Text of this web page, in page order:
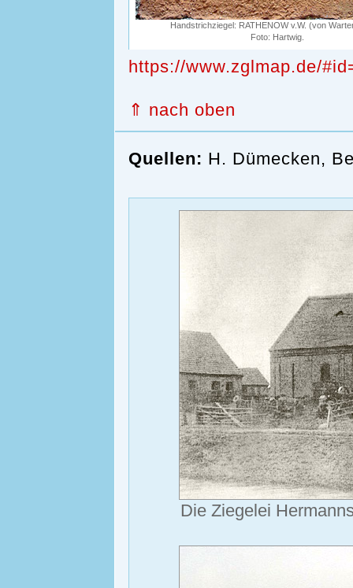
Handstrichziegel: RATHENOW v.W. (von
Foto: Hartwig.
https://www.zglmap.de/
⇑ nach oben
Quellen: H. Dümecken,
Die Ziegelei